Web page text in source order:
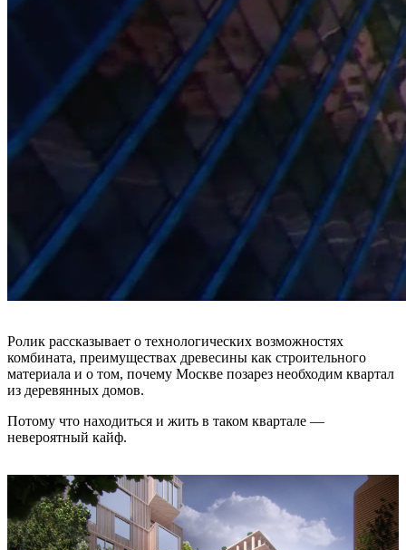
Ролик рассказывает о технологических возможностях
комбината, преимуществах древесины как строительного
материала и о том, почему Москве позарез необходим квартал
из деревянных домов.
Потому что находиться и жить в таком квартале —
невероятный кайф.